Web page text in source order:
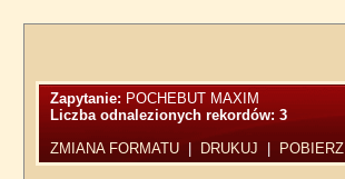
Zapytanie: POCHEBUT MAXIM
Liczba odnalezionych rekordów:3
ZMIANA FORMATU
DRUKUJ POBIERZ